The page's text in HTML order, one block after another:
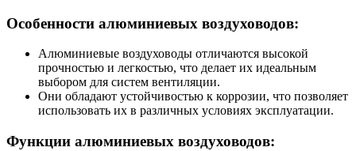
Особенности алюминиевых воздуховодов:
Алюминиевые воздуховоды отличаются высокой
прочностью и легкостью, что делает их идеальным
выбором для систем вентиляции.
Они обладают устойчивостью к коррозии, что позволяет
использовать их в различных условиях эксплуатации.
Функции алюминиевых воздуховодов: